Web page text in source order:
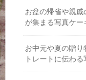
お盆の帰省や親
が集まる写真ケ
お中元や夏の贈り
トレートに伝わ